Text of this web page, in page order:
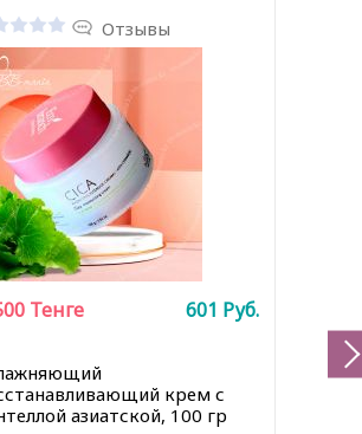
Отзывы
крем с
азиатской, 100 гр
Тенге 601 Руб.